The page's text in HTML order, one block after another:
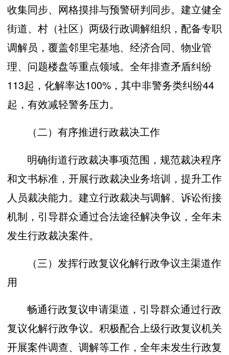
收集同步、网格摸排与预警研判同步。建立健全
街道、村（社区）两级行政调解组织，配备专职
调解员，覆盖邻里宅基地、经济合同、物业管
理、问题楼盘等重点领域。全年排查矛盾纠纷
113起，化解率达100%，其中非警务类纠纷44
起，有效减轻警务压力。
（二）有序推进行政裁决工作
明确街道行政裁决事项范围，规范裁决程序
和文书标准，开展行政裁决业务培训，提升工作
人员裁决能力。建立行政裁决与调解、诉讼衔接
机制，引导群众通过合法途径解决争议，全年未
发生行政裁决案件。
（三）发挥行政复议化解行政争议主渠道作
用
畅通行政复议申请渠道，引导群众通过行政
复议化解行政争议。积极配合上级行政复议机关
开展案件调查、调解等工作，全年未发生行政复